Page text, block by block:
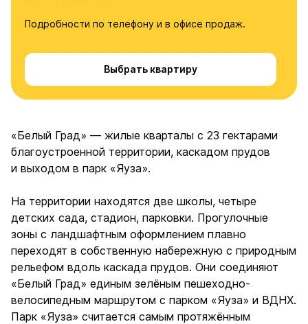
Подробности по телефону и в офисе продаж.
Выбрать квартиру
«Белый Град» — жилые кварталы с 23 гектарами
благоустроенной территории, каскадом прудов
и выходом в парк «Яуза».
На территории находятся две школы, четыре
детских сада, стадион, парковки. Прогулочные
зоны с ландшафтным оформлением плавно
переходят в собственную набережную с природным
рельефом вдоль каскада прудов. Они соединяют
«Белый Град» единым зелёным пешеходно-
велосипедным маршрутом с парком «Яуза» и ВДНХ.
Парк «Яуза» считается самым протяжённым